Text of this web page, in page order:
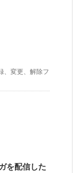
、変更、解除フ
を配信した